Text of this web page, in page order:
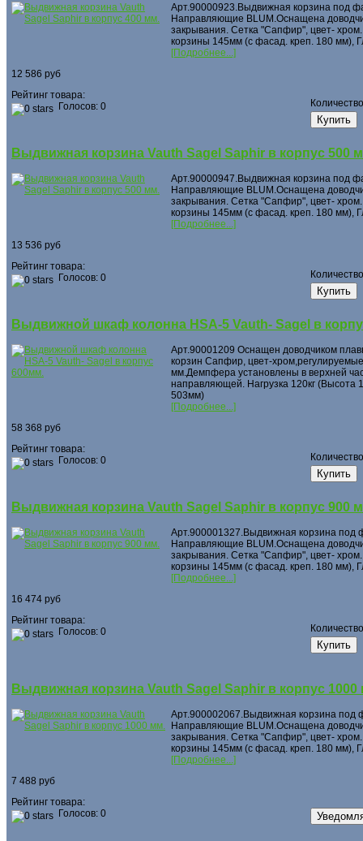
Арт.90000923.Выдвижная корзина под
Направляющие BLUM.Оснащена
закрывания. Сетка "Сапфир", цвет- хром.
корзины 145мм (с фасад. креп. 180 мм),
[Подробнее...]
12 586 руб
Рейтинг товара:
Голосов: 0
Выдвижная корзина Vauth Sagel Saphir в корпус 500
Арт.90000947.Выдвижная корзина под
Направляющие BLUM.Оснащена
закрывания. Сетка "Сапфир", цвет- хром.
корзины 145мм (с фасад. креп. 180 мм),
[Подробнее...]
13 536 руб
Рейтинг товара:
Голосов: 0
Выдвижной шкаф колонна HSA-5 Vauth- Sagel в
Арт.90001209 Оснащен доводчиком
корзин Сапфир, цвет-
мм.Демпфера установлены в верхней
направляющей. Нагрузка 120кг (Высота
503мм)
[Подробнее...]
58 368 руб
Рейтинг товара:
Голосов: 0
Выдвижная корзина Vauth Sagel Saphir в корпус 900
Арт.900001327.Выдвижная корзина под
Направляющие BLUM.Оснащена
закрывания. Сетка "Сапфир", цвет- хром.
корзины 145мм (с фасад. креп. 180 мм),
[Подробнее...]
16 474 руб
Рейтинг товара:
Голосов: 0
Выдвижная корзина Vauth Sagel Saphir в корпус 1000
Арт.900002067.Выдвижная корзина под
Направляющие BLUM.Оснащена
закрывания. Сетка "Сапфир", цвет- хром.
корзины 145мм (с фасад. креп. 180 мм),
[Подробнее...]
7 488 руб
Рейтинг товара:
Голосов: 0